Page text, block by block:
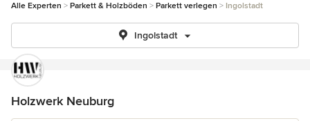
Alle Experten Parkett & Holzböden Parkett verlegen Ingolstadt
Ingolstadt
Holzwerk Neuburg